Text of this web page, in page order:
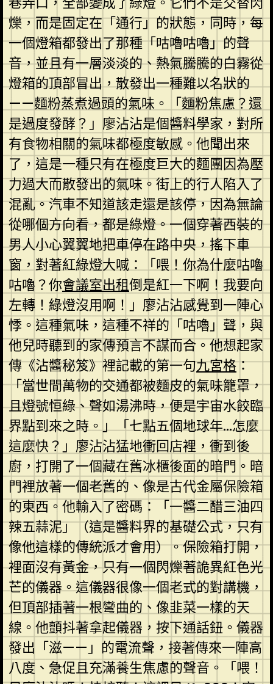
爍，而是固定在「通行」的狀態，同時，每
一個燈箱都發出了那種「咕嚕咕嚕」的聲
音，並且有一層淡淡的、熱氣騰騰的白霧從
燈箱的頂部冒出，散發出一種難以名狀的
——麵粉蒸煮過頭的氣味。「麵粉焦慮？還
是過度發酵？」廖沾沾是個醬料學家，對所
有食物相關的氣味都極度敏感。他聞出來
了，這是一種只有在極度巨大的麵團因為壓
力過大而散發出的氣味。街上的行人陷入了
混亂。汽車不知道該走還是該停，因為無論
從哪個方向看，都是綠燈。一個穿著西裝的
男人小心翼翼地把車停在路中央，搖下車
窗，對著紅綠燈大喊：「喂！你為什麼咕嚕
咕嚕？你會議室出租倒是紅一下啊！我要向
左轉！綠燈沒用啊！」廖沾沾感覺到一陣心
悸。這種氣味，這種不祥的「咕嚕」聲，與
他兒時聽到的家傳預言不謀而合。他想起家
傳《沾醬秘笈》裡記載的第一句九宮格：
「當世間萬物的交通都被麵皮的氣味籠罩，
且燈號恒綠、聲如湯沸時，便是宇宙水餃臨
界點到來之時。」「七點五個地球年…怎麼
這麼快？」廖沾沾猛地衝回店裡，衝到後
廚，打開了一個藏在舊冰櫃後面的暗門。暗
門裡放著一個老舊的、像是古代金屬保險箱
的東西。他輸入了密碼：「一醬二醋三油四
辣五蒜泥」（這是醬料界的基礎公式，只有
像他這樣的傳統派才會用）。保險箱打開，
裡面沒有黃金，只有一個閃爍著詭異紅色光
芒的儀器。這儀器很像一個老式的對講機，
但頂部插著一根彎曲的、像韭菜一樣的天
線。他顫抖著拿起儀器，按下通話鈕。儀器
發出「滋——」的電流聲，接著傳來一陣高
八度、急促且充滿養生焦慮的聲音。「喂！